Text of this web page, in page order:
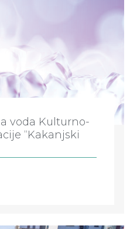
voda Kulturno-
“Kakanjski